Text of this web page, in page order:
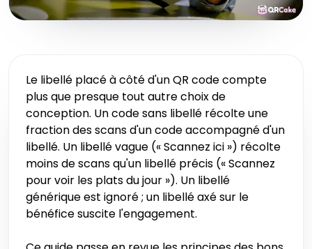
Le libellé placé à côté d'un QR code compte
plus que presque tout autre choix de
conception. Un code sans libellé récolte une
fraction des scans d'un code accompagné d'un
libellé. Un libellé vague (« Scannez ici ») récolte
moins de scans qu'un libellé précis (« Scannez
pour voir les plats du jour »). Un libellé
générique est ignoré ; un libellé axé sur le
bénéfice suscite l'engagement.